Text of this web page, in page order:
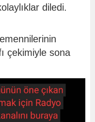
diledi.
çekimiyle sona